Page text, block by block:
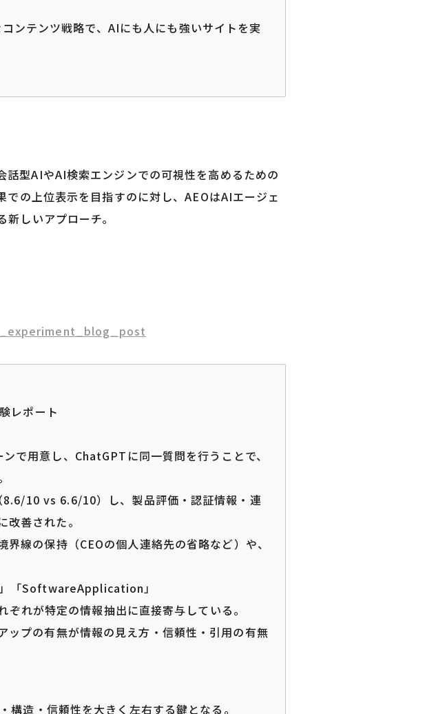
ンテンツ戦略で、AIにも人にも強いサイトを実
AIやAI検索エンジンでの可視性を高めるための
の上位表示を目指すのに対し、AEOはAIエージェ
しいアプローチ。
レポート
で用意し、ChatGPTに同一質問を行うことで、
8.6/10 vs 6.6/10）し、製品評価・認証情報・連
善された。
線の保持（CEOの個人連絡先の省略など）や、
「SoftwareApplication」
れが特定の情報抽出に直接寄与している。
プの有無が情報の見え方・信頼性・引用の有無
造・信頼性を大きく左右する鍵となる。